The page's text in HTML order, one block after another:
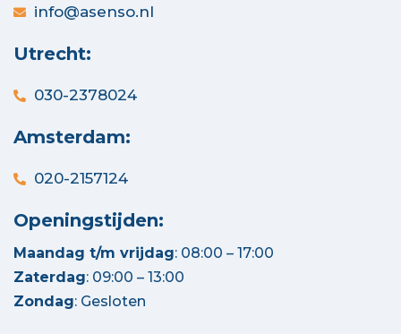
info@asenso.nl
Utrecht:
030-2378024
Amsterdam:
020-2157124
Openingstijden:
Maandag t/m vrijdag: 08:00 – 17:00
Zaterdag: 09:00 – 13:00
Zondag: Gesloten